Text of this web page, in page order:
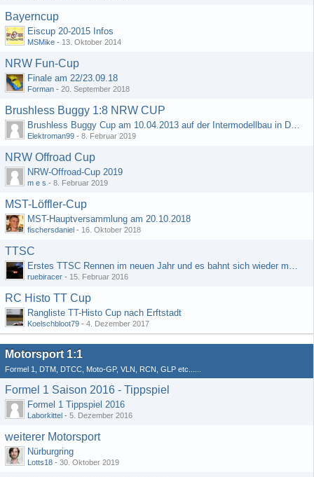
Bayerncup
Eiscup 20-2015 Infos
MSMike - 13. Oktober 2014
NRW Fun-Cup
Finale am 22/23.09.18
Forman - 20. September 2018
Brushless Buggy 1:8 NRW CUP
Brushless Buggy Cup am 10.04.2013 auf der Intermodellbau in Dortmund
Elektroman99 - 8. Februar 2019
NRW Offroad Cup
NRW-Offroad-Cup 2019
m e s - 8. Februar 2019
MST-Löffler-Cup
MST-Hauptversammlung am 20.10.2018
fischersdaniel - 16. Oktober 2018
TTSC
Erstes TTSC Rennen im neuen Jahr und es bahnt sich wieder mal eine Rekordteilnehmerzahl an
ruebiracer - 15. Februar 2016
RC Histo TT Cup
Rangliste TT-Histo Cup nach Erftstadt
Koelschbloot79 - 4. Dezember 2017
Motorsport 1:1
Formel 1, DTM, DTCC, Moto-GP, VLN, RCN, GLP etc......
Formel 1 Saison 2016 - Tippspiel
Formel 1 Tippspiel 2016
Laborkittel - 5. Dezember 2016
weiterer Motorsport
Nürburgring
Lotts18 - 30. Oktober 2019